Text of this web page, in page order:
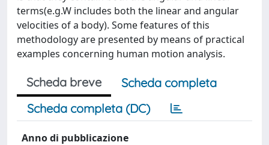
terms(e.g.W includes both the linear and angular
velocities of a body). Some features of this
methodology are presented by means of practical
examples concerning human motion analysis.
Scheda breve
Scheda completa
Scheda completa (DC)
Anno di pubblicazione